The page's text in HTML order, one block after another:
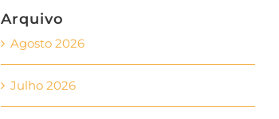
Arquivo
Agosto 2026
Julho 2026